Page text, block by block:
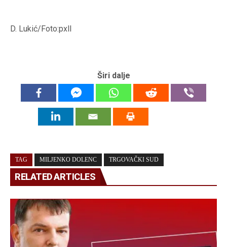
D. Lukić/Foto:pxll
Širi dalje
TAG MILJENKO DOLENC TRGOVAČKI SUD
RELATED ARTICLES